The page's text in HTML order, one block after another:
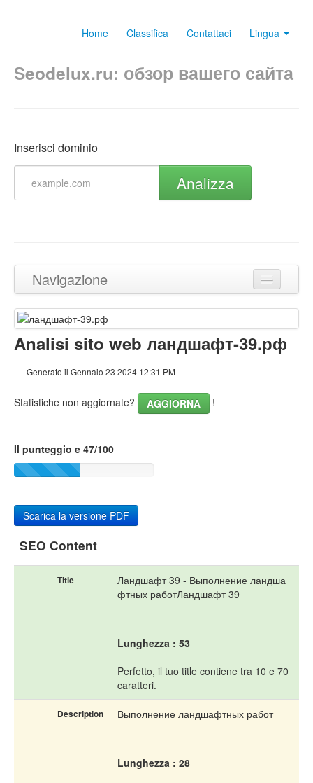
Home Classifica Contattaci Lingua
Seodelux.ru: обзор вашего сайта
Inserisci dominio
Analizza
Navigazione
Torna in cima
Contenuto
Documento
Mobile
Ottimizzazione
Analisi sito web ландшафт-39.рф
Generato il Gennaio 23 2024 12:31 PM
Statistiche non aggiornate? AGGIORNA !
Il punteggio e 47/100
Scarica la versione PDF
SEO Content
Title
Ландшафт 39 - Выполнение ландша
фтных работЛандшафт 39
Lunghezza : 53
Perfetto, il tuo title contiene tra 10 e 70
caratteri.
Description Выполнение ландшафтных работ
Lunghezza : 28